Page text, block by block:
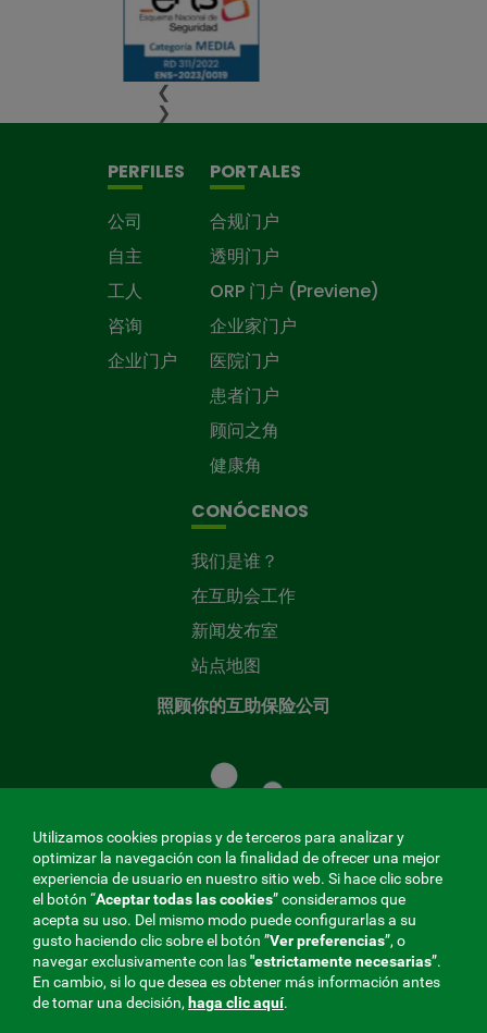
❮
❯
PERFILES
公司
自主
工人
咨询
企业门户
PORTALES
合规门户
透明门户
ORP 门户 (Previene)
企业家门户
医院门户
患者门户
顾问之角
健康角
CONÓCENOS
我们是谁？
在互助会工作
新闻发布室
站点地图
照顾你的互助保险公司
共
同
基
金
MENÚ
REDES
Utilizamos cookies propias y de terceros para analizar y
optimizar la navegación con la finalidad de ofrecer una mejor
experiencia de usuario en nuestro sitio web. Si hace clic sobre
el botón “Aceptar todas las cookies” consideramos que
acepta su uso. Del mismo modo puede configurarlas a su
gusto haciendo clic sobre el botón ”Ver preferencias”, o
navegar exclusivamente con las"estrictamentenecesarias”.
En cambio, si lo que desea es obtener más información antes
de tomar una decisión, haga clic aquí.